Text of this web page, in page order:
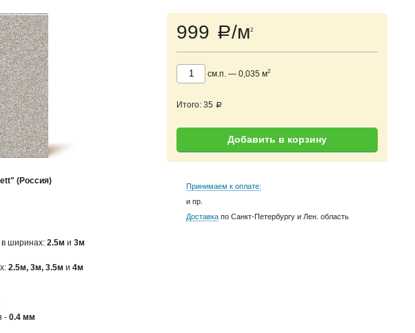
999 a/м2
см.п. — 0,035 м2
Итого: 35 a
Добавить в корзину
Принимаем к оплате:
и пр.
Доставка по Санкт-Петербургу и Лен. область
(Россия)
в ширинах: 2.5м и 3м
2.5м, 3м, 3.5м и 4м
- 0.4 мм